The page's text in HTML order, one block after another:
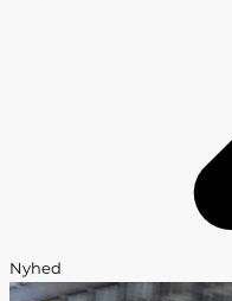
Nyhed